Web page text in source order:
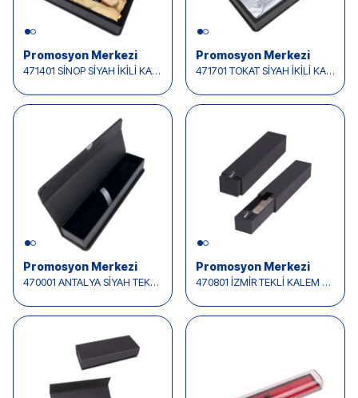
Promosyon Merkezi
471401 SİNOP SİYAH İKİLİ KALEM KUTUSU
Promosyon Merkezi
471701 TOKAT SİYAH İKİLİ KALEM KUTUSU
Promosyon Merkezi
470001 ANTALYA SİYAH TEKLİ KALEM KUTUSU
Promosyon Merkezi
470801 İZMİR TEKLİ KALEM KUTUSU